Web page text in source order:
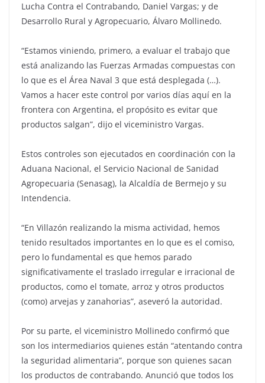
Lucha Contra el Contrabando, Daniel Vargas; y de
Desarrollo Rural y Agropecuario, Álvaro Mollinedo.
“Estamos viniendo, primero, a evaluar el trabajo que
está analizando las Fuerzas Armadas compuestas con
lo que es el Área Naval 3 que está desplegada (…).
Vamos a hacer este control por varios días aquí en la
frontera con Argentina, el propósito es evitar que
productos salgan”, dijo el viceministro Vargas.
Estos controles son ejecutados en coordinación con la
Aduana Nacional, el Servicio Nacional de Sanidad
Agropecuaria (Senasag), la Alcaldía de Bermejo y su
Intendencia.
“En Villazón realizando la misma actividad, hemos
tenido resultados importantes en lo que es el comiso,
pero lo fundamental es que hemos parado
significativamente el traslado irregular e irracional de
productos, como el tomate, arroz y otros productos
(como) arvejas y zanahorias”, aseveró la autoridad.
Por su parte, el viceministro Mollinedo confirmó que
son los intermediarios quienes están “atentando contra
la seguridad alimentaria”, porque son quienes sacan
los productos de contrabando. Anunció que todos los